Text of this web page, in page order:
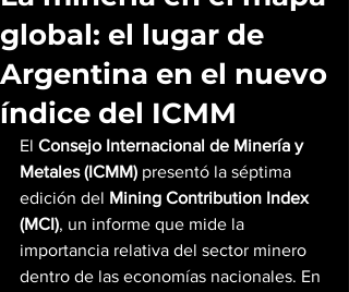
global: el lugar de
Argentina en el nuevo
índice del ICMM
El Consejo Internacional de Minería y
Metales (ICMM) presentó la séptima
edición del Mining Contribution Index
(MCI), un informe que mide la
importancia relativa del sector minero
dentro de las economías nacionales. En